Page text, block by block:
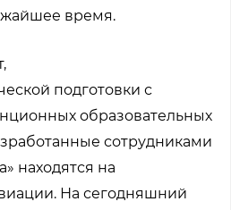
время.
подготовки с
образовательных
сотрудниками
находятся на
На сегодняшний